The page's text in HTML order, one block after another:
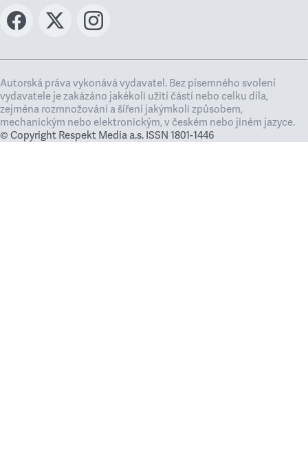
Autorská práva vykonává vydavatel. Bez písemného svolení
vydavatele je zakázáno jakékoli užití částí nebo celku díla,
zejména rozmnožování a šíření jakýmkoli způsobem,
mechanickým nebo elektronickým, v českém nebo jiném jazyce.
© Copyright Respekt Media a.s. ISSN 1801-1446